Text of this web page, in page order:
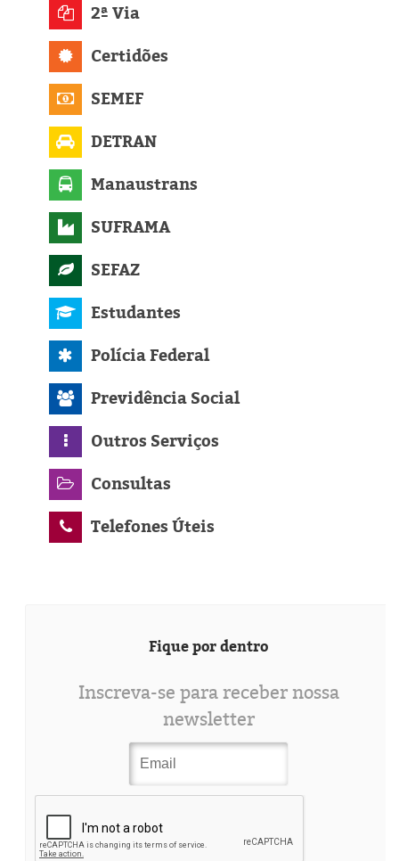
Política
2ª Via
Certidões
SEMEF
DETRAN
Manaustrans
SUFRAMA
SEFAZ
Estudantes
Polícia Federal
Previdência Social
Outros Serviços
Consultas
Telefones Úteis
Fique por dentro
Inscreva-se para receber nossa
newsletter